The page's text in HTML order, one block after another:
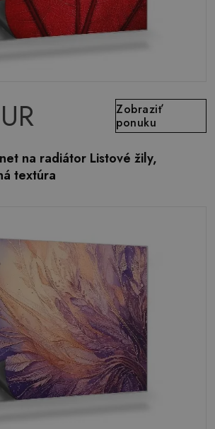
Zobraziť
ponuku
na radiátor Listové žily,
textúra